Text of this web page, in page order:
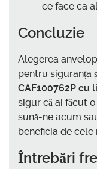
ce face ca
Concluzie
Alegerea
pentru siguranța
CAF100762P cu
sigur că ai făcut
sună-ne acum
beneficia de cele
Întrebări